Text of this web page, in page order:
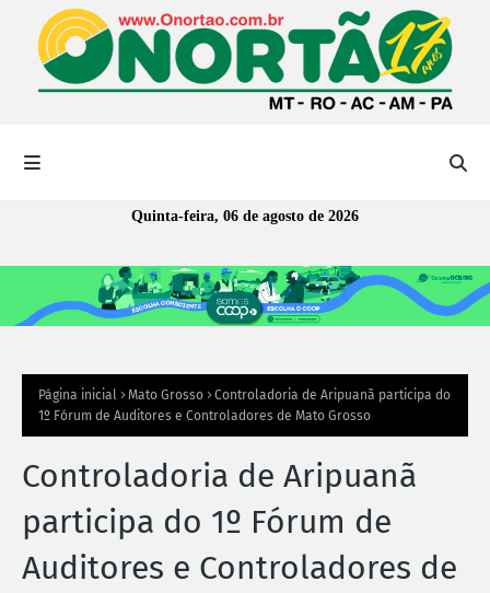
Quinta-feira, 06 de agosto de 2026
Página inicial Mato Grosso
Controladoria de Aripuanã participa do
1º Fórum de Auditores e Controladores de Mato Grosso
Controladoria de Aripuanã
participa do 1º Fórum de
Auditores e Controladores de